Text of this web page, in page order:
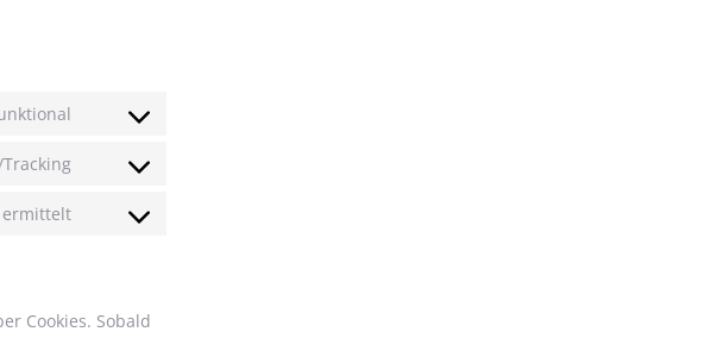
Consent
wordpress
Consent
ermittelt
Consent
sonstiges
Cookies. Sobald